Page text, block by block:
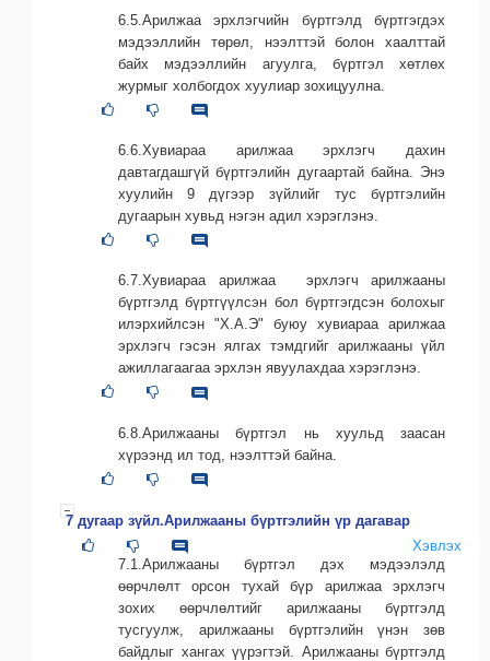
6.5.Арилжаа эрхлэгчийн бүртгэлд бүртгэгдэх
мэдээллийн төрөл, нээлттэй болон хаалттай
байх мэдээллийн агуулга, бүртгэл хөтлөх
журмыг холбогдох хуулиар зохицуулна.
6.6.Хувиараа арилжаа эрхлэгч дахин
давтагдашгүй бүртгэлийн дугаартай байна. Энэ
хуулийн 9 дүгээр зүйлийг тус бүртгэлийн
дугаарын хувьд нэгэн адил хэрэглэнэ.
6.7.Хувиараа арилжаа эрхлэгч арилжааны
бүртгэлд бүртгүүлсэн бол бүртгэгдсэн болохыг
илэрхийлсэн "Х.А.Э" буюу хувиараа арилжаа
эрхлэгч гэсэн ялгах тэмдгийг арилжааны үйл
ажиллагаагаа эрхлэн явуулахдаа хэрэглэнэ.
6.8.Арилжааны бүртгэл нь хуульд заасан
хүрээнд ил тод, нээлттэй байна.
7 дугаар зүйл.Арилжааны бүртгэлийн үр дагавар
Хэвлэх
7.1.Арилжааны бүртгэл дэх мэдээлэлд
өөрчлөлт орсон тухай бүр арилжаа эрхлэгч
зохих өөрчлөлтийг арилжааны бүртгэлд
тусгуулж, арилжааны бүртгэлийн үнэн зөв
байдлыг хангах үүрэгтэй. Арилжааны бүртгэлд